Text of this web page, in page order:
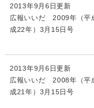
2013年9月6日更新
広報いいだ 2009年（平
成22年）3月15日号
2013年9月6日更新
広報いいだ 2008年（平
成21年）3月15日号